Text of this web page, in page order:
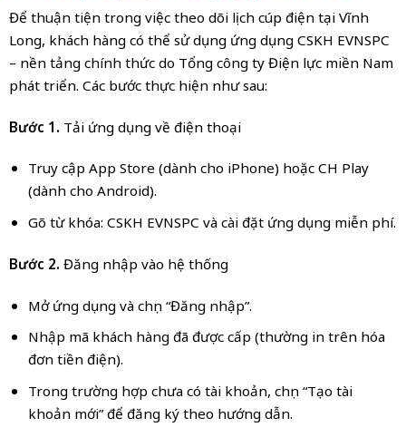
Để thuận tiện trong việc theo dõi lịch cúp điện tại Vĩnh
Long, khách hàng có thể sử dụng ứng dụng CSKH EVNSPC
– nền tảng chính thức do Tổng công ty Điện lực miền Nam
phát triển. Các bước thực hiện như sau:
Bước 1. Tải ứng dụng về điện thoại
Truy cập App Store (dành cho iPhone) hoặc CH Play
(dành cho Android).
Gõ từ khóa: CSKH EVNSPC và cài đặt ứng dụng miễn phí.
Bước 2. Đăng nhập vào hệ thống
Mở ứng dụng và chọn “Đăng nhập”.
Nhập mã khách hàng đã được cấp (thường in trên hóa
đơn tiền điện).
Trong trường hợp chưa có tài khoản, chọn “Tạo tài
khoản mới” để đăng ký theo hướng dẫn.